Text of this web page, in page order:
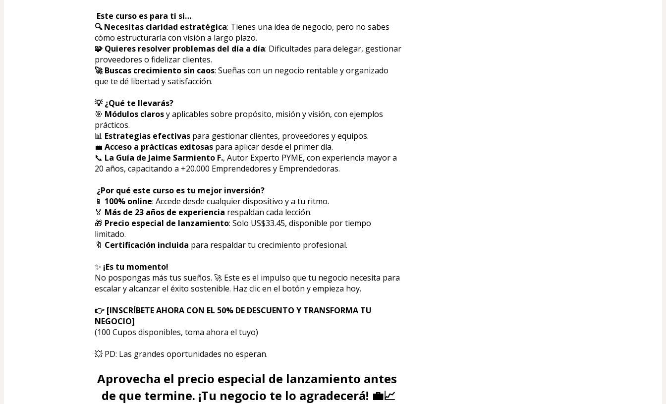
Este curso es para ti si…
🔍 Necesitas claridad estratégica: Tienes una idea de negocio, pero no sabes
cómo estructurarla con visión a largo plazo.
🧩 Quieres resolver problemas del día a día: Dificultades para delegar, gestionar
proveedores o fidelizar clientes.
🚀 Buscas crecimiento sin caos: Sueñas con un negocio rentable y organizado
que te dé libertad y satisfacción.
💡 ¿Qué te llevarás?
🎯 Módulos claros y aplicables sobre propósito, misión y visión, con ejemplos
prácticos.
📊 Estrategias efectivas para gestionar clientes, proveedores y equipos.
💼 Acceso a prácticas exitosas para aplicar desde el primer día.
📞 La Guía de Jaime Sarmiento F., Autor Experto PYME, con experiencia mayor a
20 años, capacitando a +20.000 Emprendedores y Emprendedoras.
¿Por qué este curso es tu mejor inversión?
📱 100% online: Accede desde cualquier dispositivo y a tu ritmo.
🏅 Más de 23 años de experiencia respaldan cada lección.
🎁 Precio especial de lanzamiento: Solo US$33.45, disponible por tiempo
limitado.
🔖 Certificación incluida para respaldar tu crecimiento profesional.
✨ ¡Es tu momento!
No pospongas más tus sueños. 🚀 Este es el impulso que tu negocio necesita para
escalar y alcanzar el éxito sostenible. Haz clic en el botón y empieza hoy.
👉 [INSCRÍBETE AHORA CON EL 50% DE DESCUENTO Y TRANSFORMA TU
NEGOCIO]
(100 Cupos disponibles, toma ahora el tuyo)
💥 PD: Las grandes oportunidades no esperan.
Aprovecha el precio especial de lanzamiento antes
de que termine. ¡Tu negocio te lo agradecerá! 💼📈